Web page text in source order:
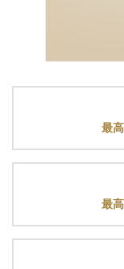
国内主要空港に
（ホノルル）の
ビスでおくつろ
ねっとJALオン
JALオンライン
最高
最高